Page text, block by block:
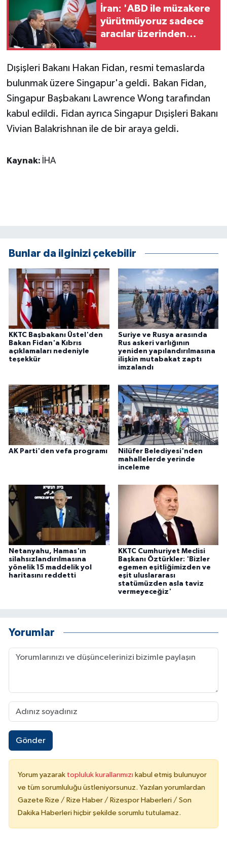
İran: 'ABD ile müzakere
yürütmüyoruz sadece
aracılar üzerinden
Dışişleri Bakanı Hakan Fidan, resmi temaslarda
bulunmak üzere Singapur'a geldi. Bakan Fidan,
Singapur Başbakanı Lawrence Wong tarafından
kabul edildi. Fidan ayrıca Singapur Dışişleri Bakanı
Vivian Balakrishnan ile de bir araya geldi.
Kaynak: İHA
Bunlar da ilginizi çekebilir
KKTC Başbakanı Üstel'den
Bakan Fidan'a Kıbrıs
açıklamaları nedeniyle
teşekkür
Suriye ve Rusya arasında
Rus askeri varlığının
yeniden yapılandırılmasına
ilişkin mutabakat zaptı
imzalandı
AK Parti'den vefa programı
Nilüfer Belediyesi'nden
mahallelerde yerinde
inceleme
Netanyahu, Hamas'ın
silahsızlandırılmasına
yönelik 15 maddelik yol
haritasını reddetti
KKTC Cumhuriyet Meclisi
Başkanı Öztürkler: 'Bizler
egemen eşitliğimizden ve
eşit uluslararası
statümüzden asla taviz
vermeyeceğiz'
Yorumlar
Gönder
Yorum yazarak topluluk kurallarımızı kabul etmiş bulunuyor
ve tüm sorumluluğu üstleniyorsunuz. Yazılan yorumlardan
Gazete Rize / Rize Haber / Rizespor Haberleri / Son
Dakika Haberleri hiçbir şekilde sorumlu tutulamaz.
Güvenlik
HABERDE İNSAN
İş Dünyası
Jandarma
KÜLTÜR SANAT
Sağlık
SİYASET
SPOR HABERLERİ
TEKNOLOJİ
ÜLKE GÜNDEMİ
YAŞAM
YEREL